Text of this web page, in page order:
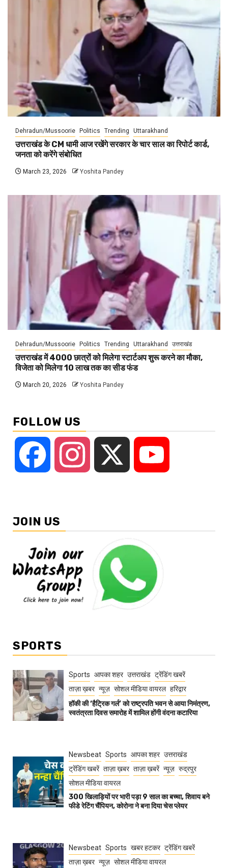
Dehradun/Mussoorie Politics Trending Uttarakhand
उत्तराखंड के CM धामी आज रखेंगे सरकार के चार साल का रिपोर्ट कार्ड,
जनता को करेंगे संबोधित
March 23, 2026 Yoshita Pandey
Dehradun/Mussoorie Politics Trending Uttarakhand उत्तराखंड
उत्तराखंड में 4000 छात्रों को मिलेगा स्टार्टअप शुरू करने का मौका,
विजेता को मिलेगा 10 लाख तक का सीड फंड
March 20, 2026 Yoshita Pandey
FOLLOW US
Facebook Instagram
JOIN US
SPORTS
Sports आपका शहर उत्तराखंड ट्रेंडिंग खबरें
ताज़ा ख़बर न्यूज़ सोशल मीडिया वायरल हरिद्वार
हॉकी की ‘हैट्रिक गर्ल’ को राष्ट्रपति भवन से आया निमंत्रण,
स्वतंत्रता दिवस समारोह में शामिल होंगी वंदना कटारिया
Newsbeat Sports आपका शहर उत्तराखंड
ट्रेंडिंग खबरें ताज़ा ख़बर ताज़ा ख़बरें न्यूज़ रुद्रपुर
सोशल मीडिया वायरल
300 खिलाड़ियों पर भारी पड़ा 9 साल का बच्चा, शिवाय बने
फीडे रेटिंग चैंपियन, कोरोना ने बना दिया चेस प्लेयर
Newsbeat Sports खबर हटकर ट्रेंडिंग खबरें
ताज़ा ख़बर न्यूज़ सोशल मीडिया वायरल